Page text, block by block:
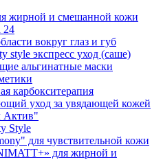
жирной и смешанной кожи
24
вокруг глаз и губ
style экспресс уход (саше)
альгинатные маски
карбокситерапия
уход за увядающей кожей
Актив"
Style
для чувствительной кожи
для жирной и